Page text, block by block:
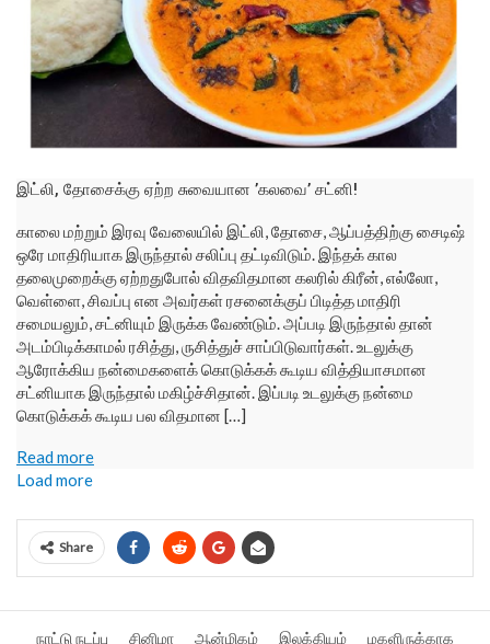
இட்லி, தோசைக்கு ஏற்ற சுவையான ’கலவை’ சட்னி!
காலை மற்றும் இரவு வேலையில் இட்லி, தோசை, ஆப்பத்திற்கு சைடிஷ்
ஒரே மாதிரியாக இருந்தால் சலிப்பு தட்டிவிடும். இந்தக் கால
தலைமுறைக்கு ஏற்றதுபோல் விதவிதமான கலரில் கிரீன், எல்லோ,
வெள்ளை, சிவப்பு என அவர்கள் ரசனைக்குப் பிடித்த மாதிரி
சமையலும், சட்னியும் இருக்க வேண்டும். அப்படி இருந்தால் தான்
அடம்பிடிக்காமல் ரசித்து, ருசித்துச் சாப்பிடுவார்கள். உடலுக்கு
ஆரோக்கிய நன்மைகளைக் கொடுக்கக் கூடிய வித்தியாசமான
சட்னியாக இருந்தால் மகிழ்ச்சிதான். இப்படி உடலுக்கு நன்மை
கொடுக்கக் கூடிய பல விதமான […]
Read more
Load more
Share
நாட்டு நடப்பு சினிமா ஆன்மிகம் இலக்கியம் மகளிருக்காக